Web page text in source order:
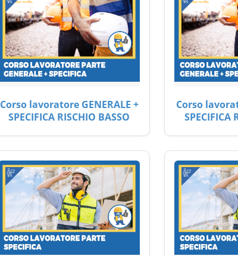
Corso lavoratore GENERALE +
SPECIFICA RISCHIO BASSO
Corso
SPECIFICA